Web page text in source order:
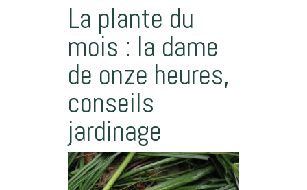
La plante du
mois : la dame
de onze heures,
conseils
jardinage